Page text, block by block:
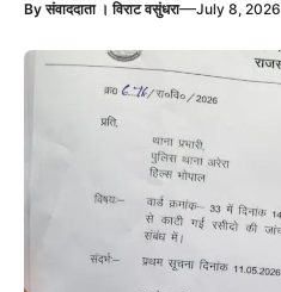
Byसंवाददाता । विराट वसुंधरा—July 8, 2026